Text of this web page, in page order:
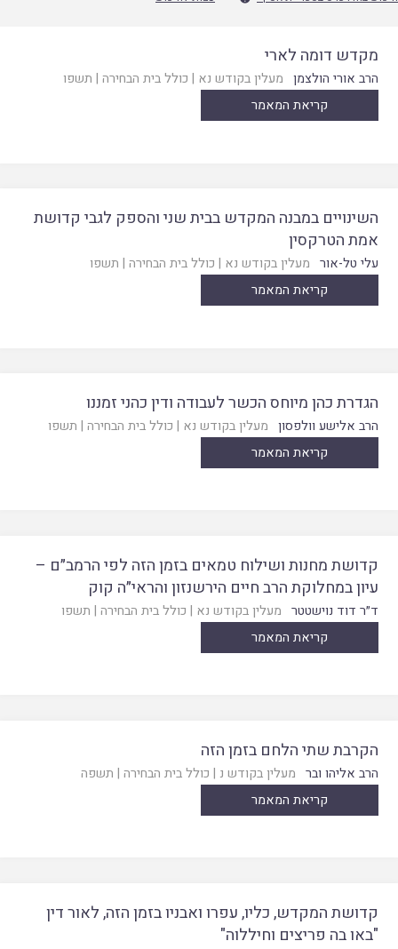
מקדש דומה לארי
הרב אורי הולצמן מעלין בקודש נא | כולל בית הבחירה | תשפו
קריאת המאמר
השינויים במבנה המקדש בבית שני והספק לגבי קדושת
אמת הטרקסין
עלי טל-אור מעלין בקודש נא | כולל בית הבחירה | תשפו
קריאת המאמר
הגדרת כהן מיוחס הכשר לעבודה ודין כהני זמננו
הרב אלישע וולפסון מעלין בקודש נא | כולל בית הבחירה | תשפו
קריאת המאמר
קדושת מחנות ושילוח טמאים בזמן הזה לפי הרמב״ם –
עיון במחלוקת הרב חיים הירשנזון והראי״ה קוק
ד״ר דוד נוישטטר מעלין בקודש נא | כולל בית הבחירה | תשפו
קריאת המאמר
הקרבת שתי הלחם בזמן הזה
הרב אליהו ובר מעלין בקודש נ | כולל בית הבחירה | תשפה
קריאת המאמר
קדושת המקדש, כליו, עפרו ואבניו בזמן הזה, לאור דין
"באו בה פריצים וחיללוה"